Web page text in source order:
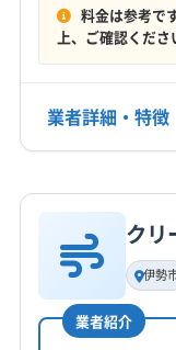
(千葉県) 印西市
(千葉県) 市川市
(千葉県) 八千代市
(千葉県) 流山市
(埼玉県) さいたま市
(埼玉県) さいたま市
(埼玉県) さいたま
営業時間
定休日
年中無休
電話番号
公式HP
公式サイトなし
料金は参考で
上、ご確認くださ
業者詳細・特徴
基本情報
代表者名
金城慶一
所在地
クリ
伊勢
業者紹介